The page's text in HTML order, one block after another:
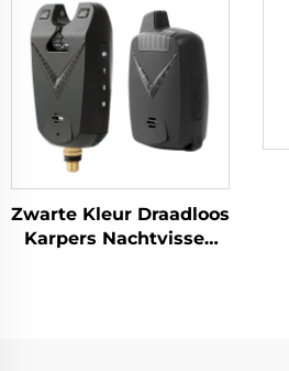
Zwarte Kleur Draadloos
Karpers Nachtvissen